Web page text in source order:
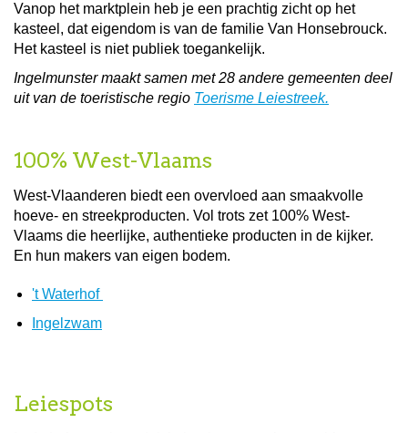
Vanop het marktplein heb je een prachtig zicht op het
kasteel, dat eigendom is van de familie Van Honsebrouck.
Het kasteel is niet publiek toegankelijk.
Ingelmunster maakt samen met 28 andere gemeenten deel
uit van de toeristische regio Toerisme Leiestreek.
100% West-Vlaams
West-Vlaanderen biedt een overvloed aan smaakvolle
hoeve- en streekproducten. Vol trots zet 100% West-
Vlaams die heerlijke, authentieke producten in de kijker.
En hun makers van eigen bodem.
't Waterhof
Ingelzwam
Leiespots